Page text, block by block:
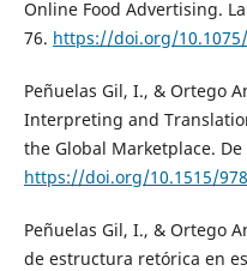
Online Food Advertising.
76. https://doi.org/
Peñuelas Gil, I., & Ortego
Interpreting and
the Global Marketplace. De
https://doi.org/10.1515/
Peñuelas Gil, I., & Ortego
de estructura retórica en